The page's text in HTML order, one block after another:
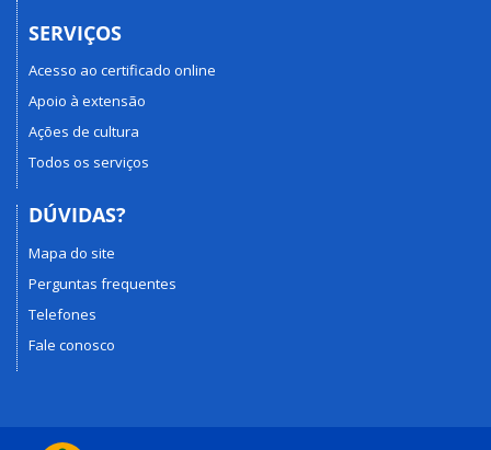
SERVIÇOS
Acesso ao certificado online
Apoio à extensão
Ações de cultura
Todos os serviços
DÚVIDAS?
Mapa do site
Perguntas frequentes
Telefones
Fale conosco